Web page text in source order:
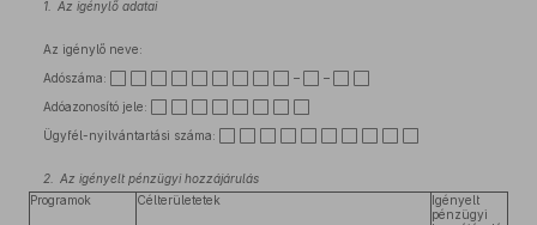
1. Az igénylő adatai
Az igénylő neve:
Adószáma: ⬜ ⬜ ⬜ ⬜ ⬜ ⬜ ⬜ ⬜ ⬜ – ⬜ – ⬜ ⬜
Adóazonosító jele: ⬜ ⬜ ⬜ ⬜ ⬜ ⬜ ⬜ ⬜
Ügyfél-nyilvántartási száma: ⬜ ⬜ ⬜ ⬜ ⬜ ⬜ ⬜ ⬜ ⬜ ⬜
2.
Az igényelt pénzügyi hozzájárulás
Programok
Célterületetek
Igényelt
pénzügyi